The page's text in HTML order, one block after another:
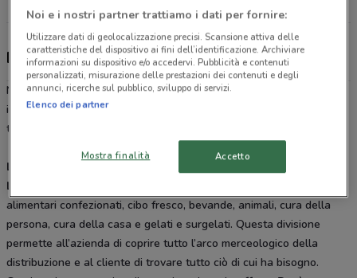
Decò, offerte e negozi
Nel novero delle catene di Supermercati più importanti della GDO
italiana c’è certamente
tra i suoi associati
Le offerte Decò
Le offerte dei negozi Decò
alimentari confezionati, cibo fresco, bevande, animali, cura della
persona, cura della casa e gelati e surgelati. Questa divisione
permette all’azienda di coprire tutto l’arco merceologico della
distribuzione e al cliente di trovare tutto ciò di cui ha bisogno.
Noi e i nostri partner trattiamo i dati per fornire:
Utilizzare dati di geolocalizzazione precisi. Scansione attiva delle
caratteristiche del dispositivo ai fini dell’identificazione. Archiviare
informazioni su dispositivo e/o accedervi. Pubblicità e contenuti
personalizzati, misurazione delle prestazioni dei contenuti e degli
annunci, ricerche sul pubblico, sviluppo di servizi.
Elenco dei partner
Mostra finalità Accetto